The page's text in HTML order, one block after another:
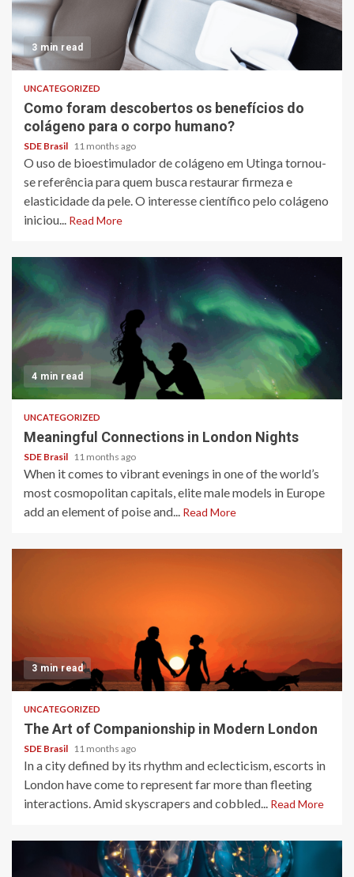
3 min read
UNCATEGORIZED
Como foram descobertos os benefícios do
colágeno para o corpo humano?
SDE Brasil 11 months ago
O uso de bioestimulador de colágeno em Utinga tornou-
se referência para quem busca restaurar firmeza e
elasticidade da pele. O interesse científico pelo colágeno
iniciou... Read More
4 min read
UNCATEGORIZED
Meaningful Connections in London Nights
SDE Brasil 11 months ago
When it comes to vibrant evenings in one of the world’s
most cosmopolitan capitals, elite male models in Europe
add an element of poise and... Read More
3 min read
UNCATEGORIZED
The Art of Companionship in Modern London
SDE Brasil 11 months ago
In a city defined by its rhythm and eclecticism, escorts in
London have come to represent far more than fleeting
interactions. Amid skyscrapers and cobbled... Read More